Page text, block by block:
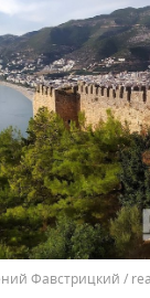
Фавстрицкий /